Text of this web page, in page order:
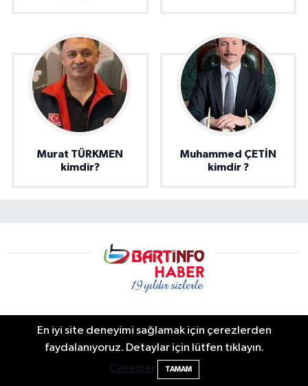
Murat TÜRKMEN
kimdir?
Muhammed ÇETİN
kimdir ?
Bartın info | Bartın Son Dakika Haberleri ve Şehir Rehberi
Bartın’da yaşanan son dakika gelişmeleri, trafik kazaları,
yerel gündem, resmi duyurular ve şehir yaşamına dair
En iyi site deneyimi sağlamak için çerezlerden
faydalanıyoruz. Detaylar için lütfen tıklayın.
Çerezler
TAMAM
Elektrik arızasını onanırken akıma kapılan